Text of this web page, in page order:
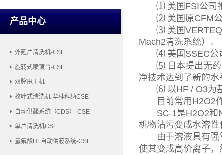
产品中心
外延片清洗机-CSE
旋转式喷镀台-CSE
双腔甩干机
枚叶式清洗机-华林科纳CSE
自动供酸系统（CDS）-CSE
单片清洗机CSE
氢氟酸HF自动供液系统-CSE
⑴ 美国FSI公司推
⑵ 美国原CFM公
⑶ 美国VERTEQ公
Mach2清洗系统）。
⑷ 美国SSEC公司
⑸ 日本提出无药液
净技术达到了新的水
⑹ 以HF / O3为基
目前常用H2O2作
SC-1是H2O2和
机物沾污变成水溶
由于溶液具有强氧
使其变成高价离子